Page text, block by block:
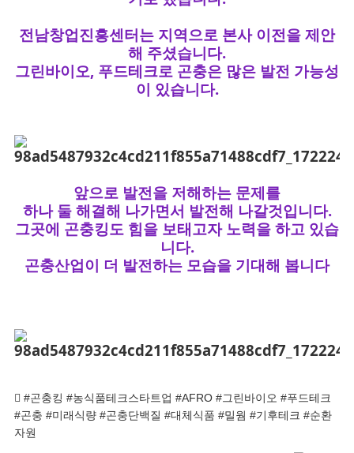
전남창업진흥센터는 지역으로 본사 이전을 제안
해 주셨습니다.
그린바이오, 푸드테크로 곤충은 많은 발전 가능성
이 있습니다.
앞으로 발전을 저해하는 문제를
하나 둘 해결해 나가면서 발전해 나갈것입니다.
그곳에 곤충킹도 힘을 보태고자 노력을 하고 있습
니다.
곤충산업이 더 발전하는 모습을 기대해 봅니다
#곤충킹 #농식품테크스타트업 #AFRO #그린바이오 #푸드테크
#곤충 #미래식량 #곤충단백질 #대체식품 #밀웜 #기후테크 #순환
자원